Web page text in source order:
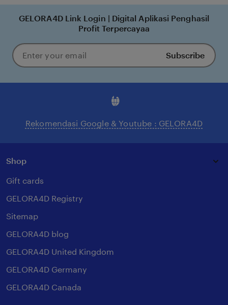
GELORA4D Link Login | Digital Aplikasi Penghasil
Profit Terpercayaa
Enter
your
Subscribe
Rekomendasi Google & Youtube : GELORA4D
Shop
Gift cards
GELORA4D Registry
Sitemap
GELORA4D blog
GELORA4D United Kingdom
GELORA4D Germany
GELORA4D Canada